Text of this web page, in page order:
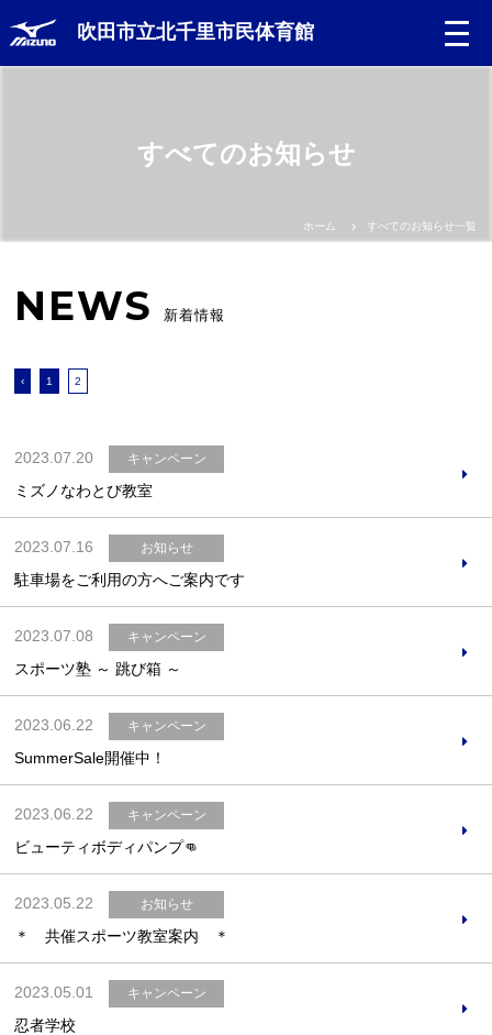
吹田市立北千里市民体育館
お問合せフォーム
吹田市スポーツ施設予約システム(OPAS)
すべてのお知らせ
ホーム すべてのお知らせ一覧
NEWS 新着情報
‹ 1 2
2023.07.20 キャンペーン
ミズノなわとび教室
2023.07.16 お知らせ
駐車場をご利用の方へご案内です
2023.07.08 キャンペーン
スポーツ塾 ～ 跳び箱 ～
2023.06.22 キャンペーン
SummerSale開催中！
2023.06.22 キャンペーン
ビューティボディパンプ👊
2023.05.22 お知らせ
＊ 共催スポーツ教室案内 ＊
2023.05.01 キャンペーン
忍者学校